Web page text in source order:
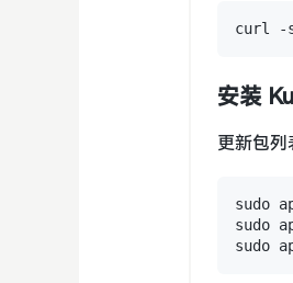
安装
更新包列
sudo
sudo